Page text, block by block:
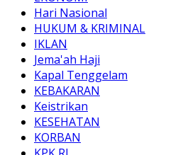
Hari Nasional
HUKUM & KRIMINAL
IKLAN
Jema'ah Haji
Kapal Tenggelam
KEBAKARAN
Keistrikan
KESEHATAN
KORBAN